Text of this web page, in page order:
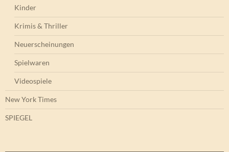
Kinder
Krimis & Thriller
Neuerscheinungen
Spielwaren
Videospiele
New York Times
SPIEGEL